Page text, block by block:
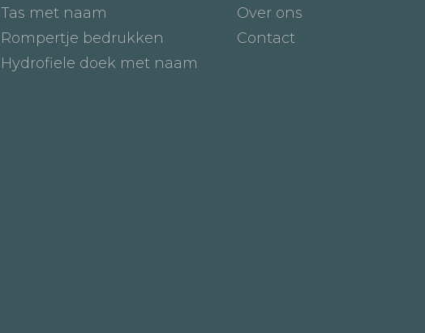
Tas met naam
Rompertje bedrukken
Hydrofiele doek met naam
Over ons
Contact